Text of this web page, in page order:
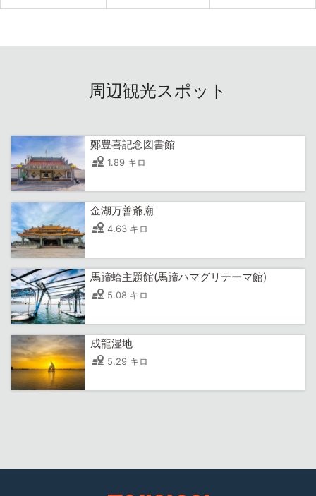
供して、台湾人が元気になることを希望しています。
受賞歴
2013年『2013雲林県模範農民』
2014年 農業委員会主催「全国生産販売履歴の達人賞」
2016年 「農村好物」に入選
（出所：公式サイト）
加工品：胭脂ウナギ
商品：ウナギかば焼きレトルトパック
周辺観光スポット
鄭豊喜記念図書館
1.89 キロ
金湖万善爺廟
4.63 キロ
馬蹄蛤主題館(馬蹄ハマグリテーマ館)
5.08 キロ
成龍湿地
5.29 キロ